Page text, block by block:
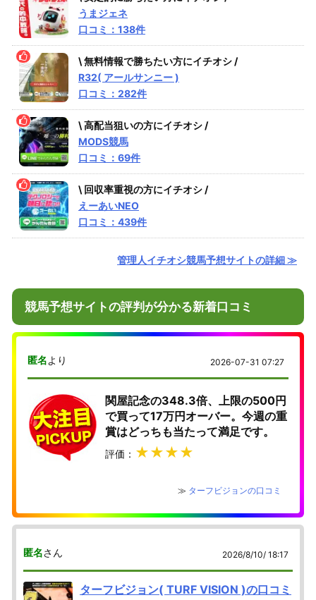
うまジェネ
口コミ：138件
\ 無料情報で勝ちたい方にイチオシ /
R32( アールサンニー )
口コミ：282件
\ 高配当狙いの方にイチオシ /
MODS競馬
口コミ：69件
\ 回収率重視の方にイチオシ /
えーあいNEO
口コミ：439件
管理人イチオシ競馬予想サイトの詳細 ≫
競馬予想サイトの評判が分かる新着口コミ
匿名より 2026-07-31 07:27
関屋記念の348.3倍、上限の500円
で買って17万円オーバー。今週の重
賞はどっちも当たって満足です。
評価： ★★★★
≫ ターフビジョンの口コミ
匿名さん 2026/8/10/ 18:17
ターフビジョン( TURF VISION )の口コミ